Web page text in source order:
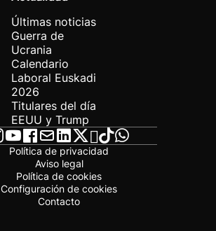
Últimas noticias
Guerra de
Ucrania
Calendario
Laboral Euskadi
2026
Titulares del día
EEUU y Trump
Política de privacidad
Aviso legal
Política de cookies
Configuración de cookies
Contacto